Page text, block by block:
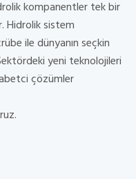
kompanentler tek bir
Hidrolik sistem
ile dünyanın seçkin
yeni teknolojileri
çözümler